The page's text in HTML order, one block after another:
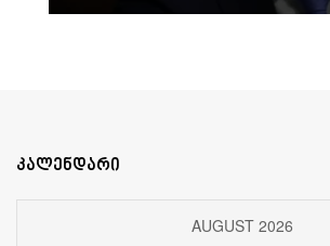
კალენდარი
AUGUST 2026